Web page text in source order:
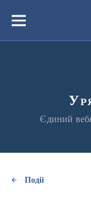
вмістуМеню
Єдиний
Події